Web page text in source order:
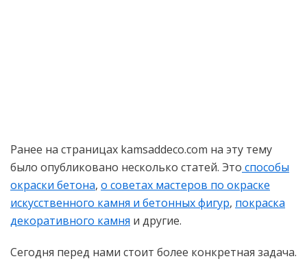
Ранее на страницах kamsaddeco.com на эту тему
было опубликовано несколько статей. Это способы
окраски бетона, о советах мастеров по окраске
искусственного камня и бетонных фигур, покраска
декоративного камня и другие.
Сегодня перед нами стоит более конкретная задача.